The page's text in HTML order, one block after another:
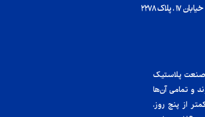
۲۲۷۸
می‌کنیم که از سال ۱۳۸۹ در خدمت صنعت پلاستیک
و تمامی آن‌ها
از پنج روز،